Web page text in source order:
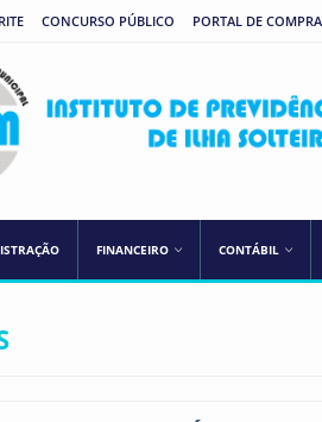
CONCURSO PÚBLICO PORTAL DE
FINANCEIRO CONTÁBIL